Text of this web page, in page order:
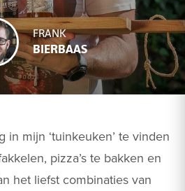
FRANK
BIERBAAS
mijn ‘tuinkeuken’ te vinden
pizza’s te bakken en
het liefst combinaties van